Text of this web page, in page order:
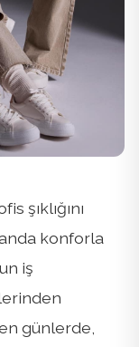
şıklığını
konforla
iş
günlerde,